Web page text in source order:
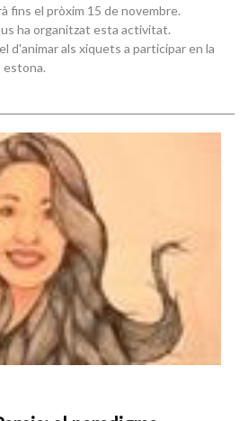
fins el pròxim 15 de novembre.
ha organitzat esta activitat.
d'animar als xiquets a participar en la
estona.